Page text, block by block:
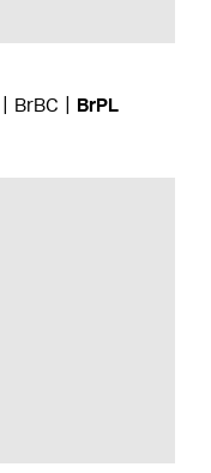
BrBC BrPL